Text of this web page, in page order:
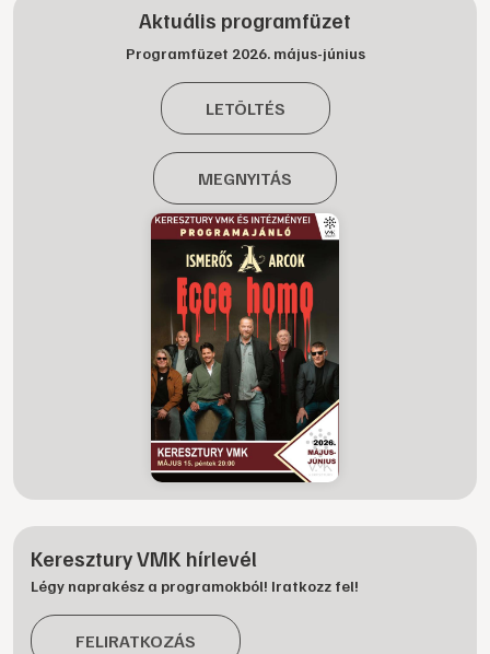
Aktuális programfüzet
Programfüzet 2026. május-június
LETÖLTÉS
MEGNYITÁS
Keresztury VMK hírlevél
Légy naprakész a programokból! Iratkozz fel!
FELIRATKOZÁS